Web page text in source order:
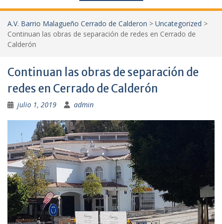
A.V. Barrio Malagueño Cerrado de Calderon > Uncategorized >
Continuan las obras de separación de redes en Cerrado de
Calderón
Continuan las obras de separación de
redes en Cerrado de Calderón
julio 1, 2019 admin